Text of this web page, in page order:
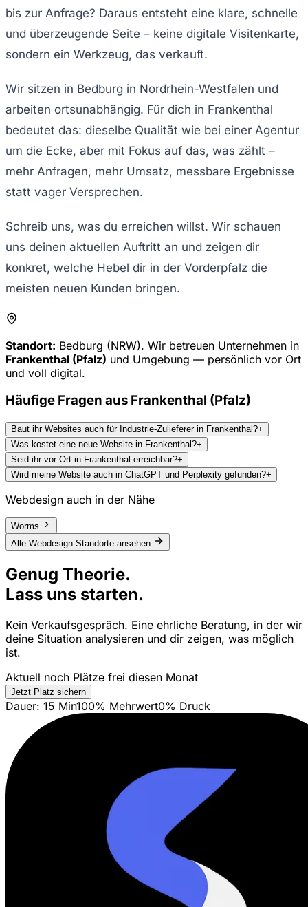
bis zur Anfrage? Daraus entsteht eine klare, schnelle
und überzeugende Seite – keine digitale Visitenkarte,
sondern ein Werkzeug, das verkauft.
Wir sitzen in Bedburg in Nordrhein-Westfalen und
arbeiten ortsunabhängig. Für dich in Frankenthal
bedeutet das: dieselbe Qualität wie bei einer Agentur
um die Ecke, aber mit Fokus auf das, was zählt –
mehr Anfragen, mehr Umsatz, messbare Ergebnisse
statt vager Versprechen.
Schreib uns, was du erreichen willst. Wir schauen
uns deinen aktuellen Auftritt an und zeigen dir
konkret, welche Hebel dir in der Vorderpfalz die
meisten neuen Kunden bringen.
Standort: Bedburg (NRW). Wir betreuen Unternehmen in
Frankenthal (Pfalz) und Umgebung — persönlich vor Ort
und voll digital.
Häufige Fragen aus Frankenthal (Pfalz)
Baut ihr Websites auch für Industrie-Zulieferer in Frankenthal?+
Was kostet eine neue Website in Frankenthal?+
Seid ihr vor Ort in Frankenthal erreichbar?+
Wird meine Website auch in ChatGPT und Perplexity gefunden?+
Webdesign auch in der Nähe
Worms
Alle Webdesign-Standorte ansehen
Genug Theorie.
Lass uns starten.
Kein Verkaufsgespräch. Eine ehrliche Beratung, in der wir
deine Situation analysieren und dir zeigen, was möglich
ist.
Aktuell noch Plätze frei diesen Monat
Jetzt Platz sichern
Dauer: 15 Min100% Mehrwert0% Druck